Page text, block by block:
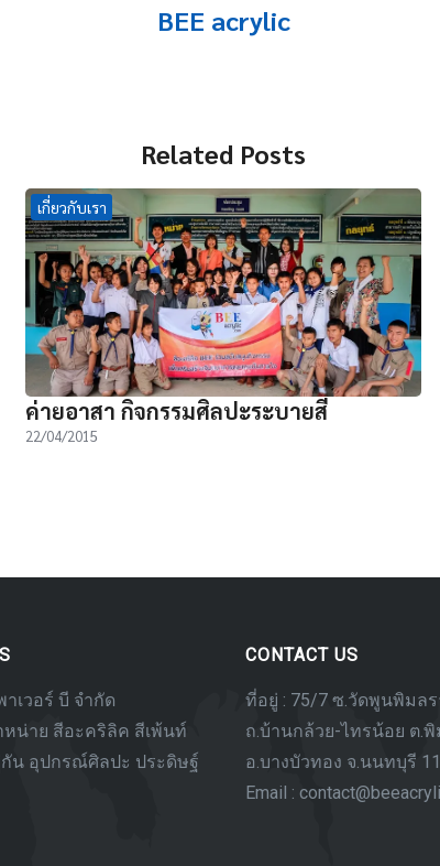
BEE acrylic
Related Posts
เกี่ยวกับเรา
ค่ายอาสา กิจกรรมศิลปะระบายสี
22/04/2015
าเวอร์ บี จำกัด
หน่าย สีอะคริลิค สีเพ้นท์
กัน อุปกรณ์ศิลปะ ประดิษฐ์
CONTACT US
ที่อยู่ : 75/7 ซ.วัดพูนพิมล
ถ.บ้านกล้วย-ไทรน้อย ต.
อ.บางบัวทอง จ.นนทบุรี
Email :